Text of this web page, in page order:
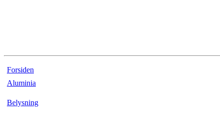
Forsiden
Aluminia
Belysning